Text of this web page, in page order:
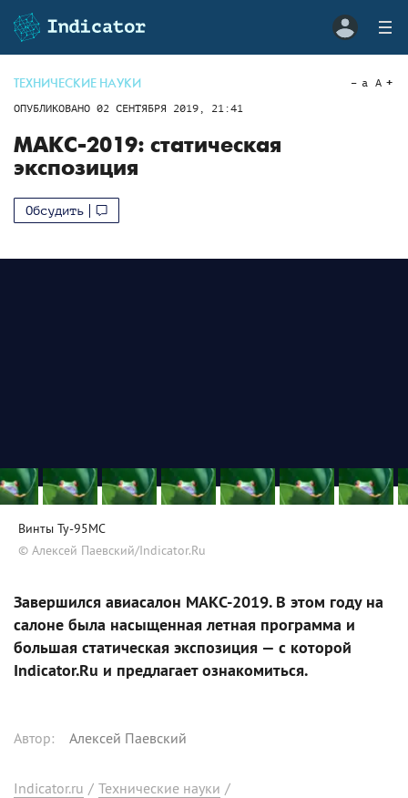
ТЕХНИЧЕСКИЕ НАУКИ
ОПУБЛИКОВАНО 02 СЕНТЯБРЯ 2019, 21:41
a A
МАКС-2019: статическая
экспозиция
Обсудить
Винты Ту-95МС
© Алексей Паевский/Indicator.Ru
Завершился авиасалон МАКС-2019. В этом году на
салоне была насыщенная летная программа и
большая статическая экспозиция — с которой
Indicator.Ru и предлагает ознакомиться.
Автор: Алексей Паевский
Indicator.ru / Технические науки /